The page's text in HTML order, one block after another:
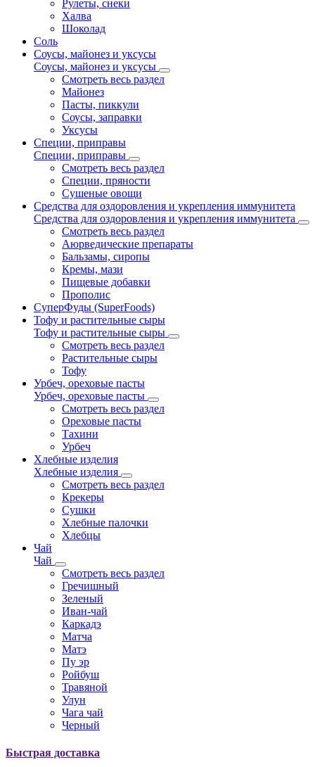
Рулеты, снеки
Халва
Шоколад
Соль
Соусы, майонез и уксусы
Соусы, майонез и уксусы
Смотреть весь раздел
Майонез
Пасты, пиккули
Соусы, заправки
Уксусы
Специи, приправы
Специи, приправы
Смотреть весь раздел
Специи, пряности
Сушеные овощи
Средства для оздоровления и укрепления иммунитета
Средства для оздоровления и укрепления иммунитета
Смотреть весь раздел
Аюрведические препараты
Бальзамы, сиропы
Кремы, мази
Пищевые добавки
Прополис
СуперФуды (SuperFoods)
Тофу и растительные сыры
Тофу и растительные сыры
Смотреть весь раздел
Растительные сыры
Тофу
Урбеч, ореховые пасты
Урбеч, ореховые пасты
Смотреть весь раздел
Ореховые пасты
Тахини
Урбеч
Хлебные изделия
Хлебные изделия
Смотреть весь раздел
Крекеры
Сушки
Хлебные палочки
Хлебцы
Чай
Чай
Смотреть весь раздел
Гречишный
Зеленый
Иван-чай
Каркадэ
Матча
Матэ
Пу эр
Ройбуш
Травяной
Улун
Чага чай
Черный
Быстрая доставка